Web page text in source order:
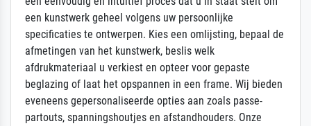
een kunstwerk geheel volgens uw persoonlijke
specificaties te ontwerpen. Kies een omlijsting, bepaal de
afmetingen van het kunstwerk, beslis welk
afdrukmateriaal u verkiest en opteer voor gepaste
beglazing of laat het opspannen in een frame. Wij bieden
eveneens gepersonaliseerde opties aan zoals passe-
partouts, spanningshoutjes en afstandhouders. Onze